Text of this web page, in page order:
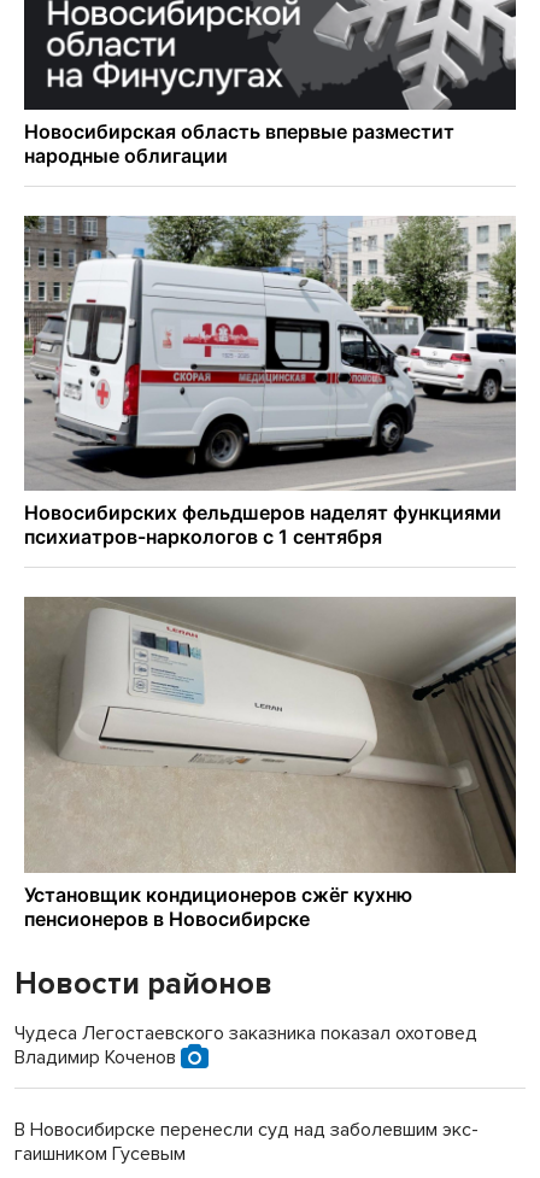
Новости районов
Чудеса Легостаевского заказника показал охотовед
Владимир Коченов
В Новосибирске перенесли суд над заболевшим экс-
гаишником Гусевым